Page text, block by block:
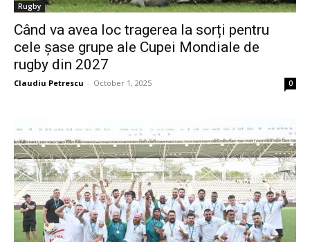
Rugby
Când va avea loc tragerea la sorți pentru
cele șase grupe ale Cupei Mondiale de
rugby din 2027
Claudiu Petrescu - October 1, 2025 0